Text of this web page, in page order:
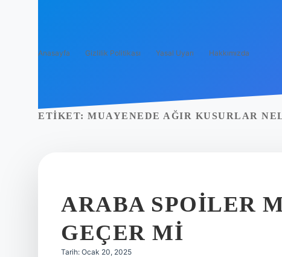
Anasayfa Gizlilik Politikası Yasal Uyarı Hakkımızda
ETIKET: MUAYENEDE AĞIR KUSURLAR
ARABA SPOILER
GEÇER MI
Tarih: Ocak 20, 2025